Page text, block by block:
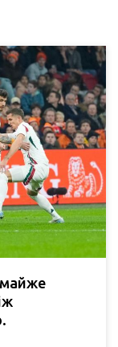
майже